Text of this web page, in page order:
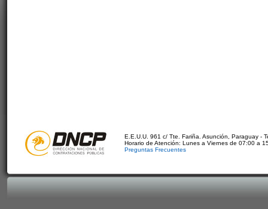
E.E.U.U. 961 c/ Tte. Fariña. Asunción, Paraguay -
Horario de Atención: Lunes a Viernes de 07:00 a
Preguntas Frecuentes